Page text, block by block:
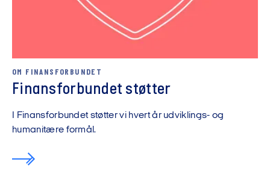
OM FINANSFORBUNDET
Finansforbundet støtter
I Finansforbundet støtter vi hvert år udviklings- og
humanitære formål.